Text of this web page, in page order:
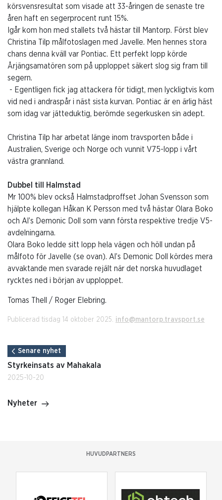
körsvensresultat som visade att 33-åringen de senaste tre
åren haft en segerprocent runt 15%.
Igår kom hon med stallets två hästar till Mantorp. Först blev
Christina Tilp målfotoslagen med Javelle. Men hennes stora
chans denna kväll var Pontiac. Ett perfekt lopp körde
Årjängsamatören som på upploppet säkert slog sig fram till
segern.
- Egentligen fick jag attackera för tidigt, men lyckligtvis kom
vid ned i andraspår i näst sista kurvan. Pontiac är en ärlig häst
som idag var jätteduktig, berömde segerkusken sin adept.
Christina Tilp har arbetat länge inom travsporten både i
Australien, Sverige och Norge och vunnit V75-lopp i vårt
västra grannland.
Dubbel till Halmstad
Mr 100% blev också Halmstadproffset Johan Svensson som
hjälpte kollegan Håkan K Persson med två hästar Olara Boko
och Al’s Demonic Doll som vann första respektive tredje V5-
avdelningarna.
Olara Boko ledde sitt lopp hela vägen och höll undan på
målfoto för Javelle (se ovan). Al’s Demonic Doll kördes mera
avvaktande men svarade rejält när det norska huvudlaget
rycktes ned i början av upploppet.
Tomas Thell / Roger Elebring.
Publicerad tisdag 14 oktober 2025. info@mantorp.travsport.se
Senare nyhet
Styrkeinsats av Mahakala
2025-10-20
Nyheter
HUVUDPARTNERS